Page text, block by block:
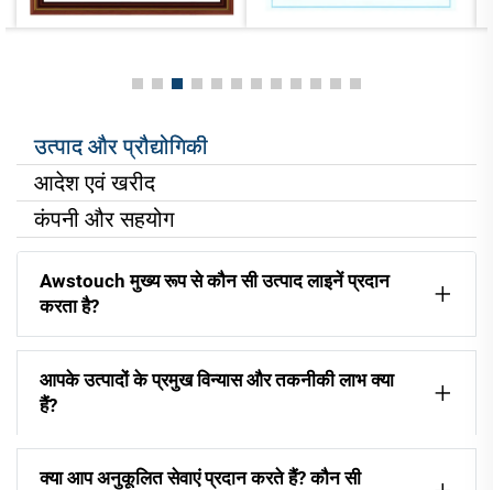
उत्पाद और प्रौद्योगिकी
आदेश एवं खरीद
कंपनी और सहयोग
Awstouch मुख्य रूप से कौन सी उत्पाद लाइनें प्रदान
करता है?
आपके उत्पादों के प्रमुख विन्यास और तकनीकी लाभ क्या
हैं?
क्या आप अनुकूलित सेवाएं प्रदान करते हैं? कौन सी